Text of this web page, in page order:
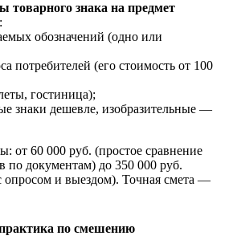
товарного знака на предмет
обозначений (одно или
потребителей (его стоимость от 100
гостиница);
знаки дешевле, изобразительные —
от 60 000 руб. (простое сравнение
по документам) до 350 000 руб.
опросом и выездом). Точная смета —
по смешению